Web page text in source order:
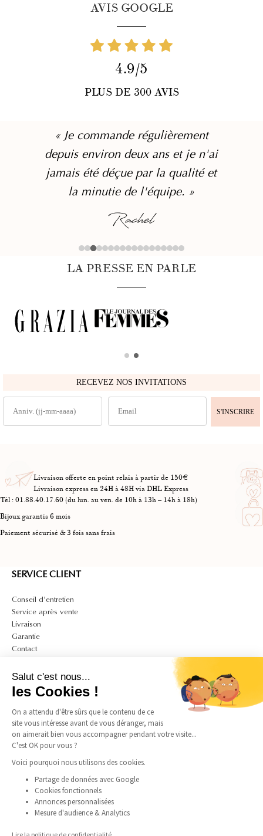
Salut c'est nous...
les Cookies !
On a attendu d'être sûrs que le contenu de ce
site vous intéresse avant de vous déranger, mais
on aimerait bien vous accompagner pendant votre visite...
C'est OK pour vous ?
Voici pourquoi nous utilisons des cookies.
Partage de données avec Google
Cookies fonctionnels
Annonces personnalisées
Mesure d'audience & Analytics
Lire la politique de confidentialité
AVIS GOOGLE
4.9/5
PLUS DE 300 AVIS
« Je commande régulièrement
depuis environ deux ans et je n'ai
jamais été déçue par la qualité et
la minutie de l'équipe. »
Rachel
LA PRESSE EN PARLE
RECEVEZ NOS INVITATIONS
S'INSCRIRE
Livraison offerte en point relais à partir de 150€
Livraison express en 24H à 48H via DHL Express
Tél : 01.88.40.17.60 (du lun. au ven. de 10h à 13h – 14h à 18h)
Bijoux garantis 6 mois
Paiement sécurisé & 3 fois sans frais
SERVICE CLIENT
Conseil d'entretien
Service après vente
Livraison
Garantie
Contact
Mon compte
CGU
Politique de confidentialité et de cookies
Mentions légales
Guide des tailles bagues
Guide des tailles colliers
SUIVEZ-NOUS